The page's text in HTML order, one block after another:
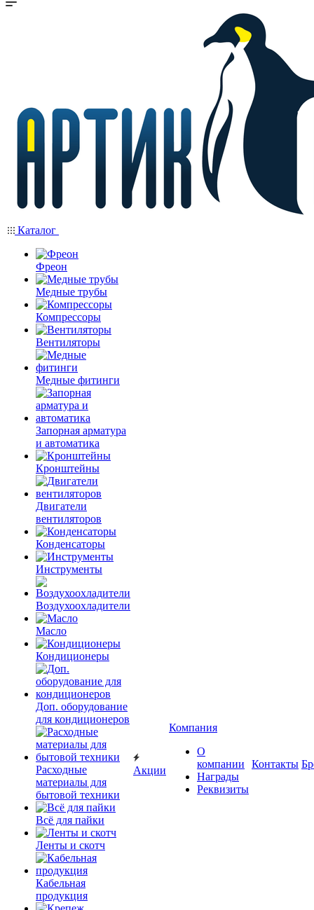
Каталог
Фреон
Медные трубы
Компрессоры
Вентиляторы
Медные фитинги
Запорная арматура
и автоматика
Кронштейны
Двигатели
вентиляторов
Конденсаторы
Инструменты
Воздухоохладители
Масло
Кондиционеры
Доп. оборудование
для кондиционеров
Расходные
материалы для
бытовой техники
Всё для пайки
Ленты и скотч
Кабельная
продукция
Акции
Компания
О
компании
Награды
Реквизиты
Контакты